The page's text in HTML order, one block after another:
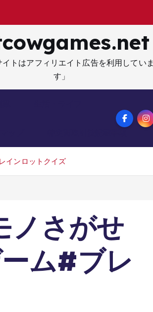
イトはアフィリエイト広告を利用していま
す」
ンロットクイズ
ノさがせ
ム#ブレ